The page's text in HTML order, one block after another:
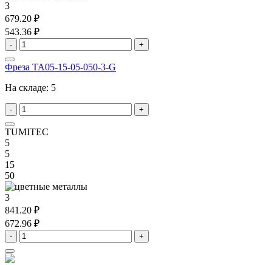
3
679.20 ₽
543.36 ₽
- +
Фреза TA05-15-05-050-3-G
На складе: 5
- +
TUMITEC
5
5
15
50
3
841.20 ₽
672.96 ₽
- +